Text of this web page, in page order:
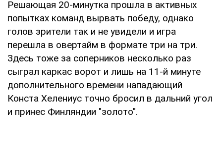
Решающая 20-минутка прошла в активных
попытках команд вырвать победу, однако
голов зрители так и не увидели и игра
перешла в овертайм в формате три на три.
Здесь тоже за соперников несколько раз
сыграл каркас ворот и лишь на 11-й минуте
дополнительного времени нападающий
Конста Хелениус точно бросил в дальний угол
и принес Финляндии "золото".